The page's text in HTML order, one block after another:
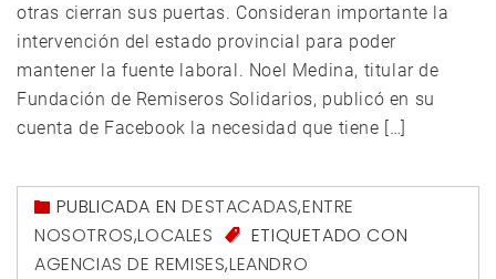
otras cierran sus puertas. Consideran importante la
intervención del estado provincial para poder
mantener la fuente laboral. Noel Medina, titular de
Fundación de Remiseros Solidarios, publicó en su
cuenta de Facebook la necesidad que tiene […]
PUBLICADA ENDESTACADAS,ENTRE
NOSOTROS,LOCALES
ETIQUETADO CON
AGENCIAS DE REMISES,LEANDRO